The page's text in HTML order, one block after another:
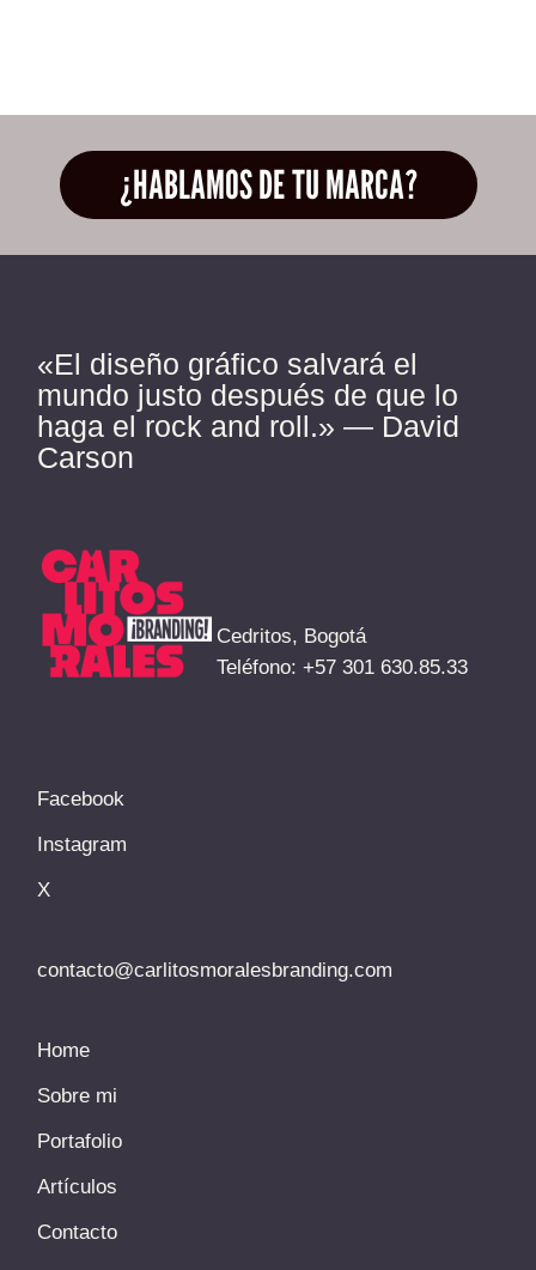
¿HABLAMOS DE TU MARCA?
«El diseño gráfico salvará el
mundo justo después de que lo
haga el rock and roll.» — David
Carson
Cedritos, Bogotá
Teléfono:+57 301 630.85.33
Facebook
Instagram
X
contacto@carlitosmoralesbranding.com
Home
Sobre mi
Portafolio
Artículos
Contacto